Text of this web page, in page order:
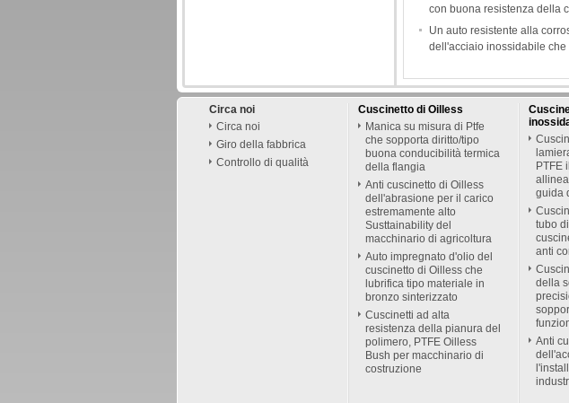
con buona resistenza della
Un auto resistente alla
dell'acciaio inossidabile
Circa noi
Circa noi
Giro della fabbrica
Controllo di qualità
Cuscinetto di Oilless
Manica su misura di Ptfe
che sopporta diritto/tipo
buona conducibilità termica
della flangia
Anti cuscinetto di Oilless
dell'abrasione per il carico
estremamente alto
Susttainability del
macchinario di agricoltura
Auto impregnato d'olio del
cuscinetto di Oilless che
lubrifica tipo materiale in
bronzo sinterizzato
Cuscinetti ad alta
resistenza della pianura del
polimero, PTFE Oilless
Bush per macchinario di
costruzione
PTFE
guida
tubo
anti
della
Anti